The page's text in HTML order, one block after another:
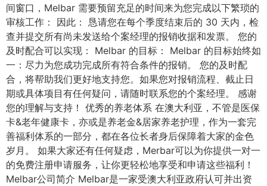
间窗口，Melbar 需要预留充足的时间来为您完成以下繁琐的
审核工作： 因此： 恳请您在每个季度结束后的 30 天内，检
查并提交所有尚未发送给个案经理的报销收据和发票。 您的
及时配合可以实现： Melbar 的目标： Melbar 的目标始终如
一：尽力为您成功完成所有符合条件的报销。 您的及时配
合，将帮助我们更好地支持您。如果您对报销流程、截止日
期或具体项目有任何疑问，请随时联系您的个案经理。 感谢
您的理解与支持！ 优秀的养老体系 在澳大利亚，不管是医保
卡&老年健康卡，亦或是养老金&居家养老护理，作为一套完
善福利体系的一部分，都在各位长者身后保障着大家的金色
岁月。 如果大家还有任何疑虑，Merbar可以为你提供一对一
的免费注册申请服务，让你更轻松地享受和申请这些福利！
Melbar公司简介 Melbar是一家受澳大利亚政府认可并出资